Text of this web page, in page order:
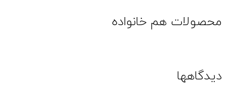
محصولات هم خانواده
دیدگاهها